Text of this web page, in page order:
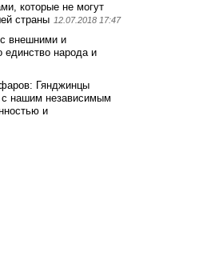
которые не могут
страны 12.07.2018 17:47
внешними и
единство народа и
Гянджинцы
нашим независимым
и